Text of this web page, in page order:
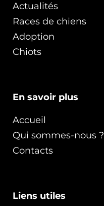
Actualités
Races de chiens
Adoption
Chiots
En savoir plus
Accueil
Qui sommes-nous ?
Contacts
Liens utiles